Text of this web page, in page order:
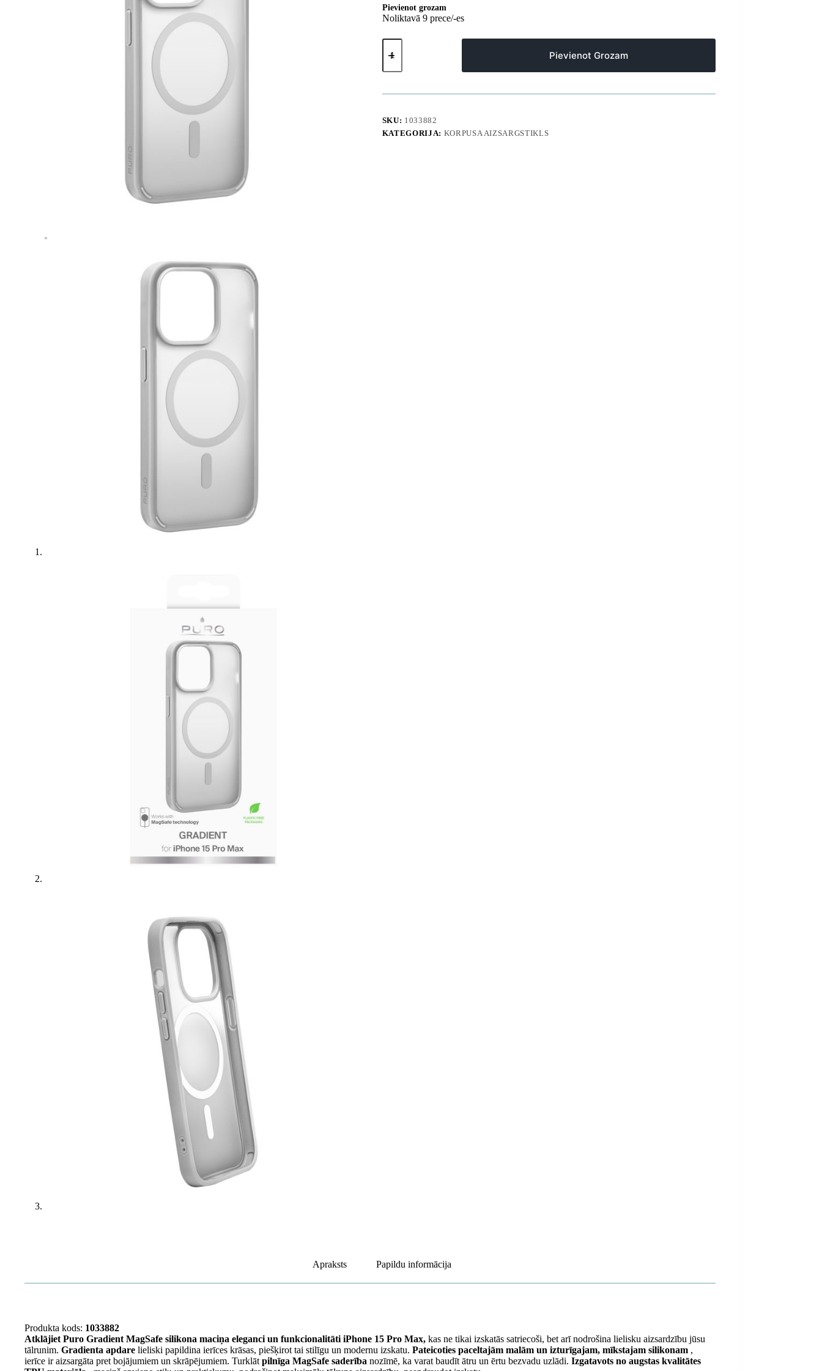
Pievienot grozam
Noliktavā 9 prece/-es
iPhone
15
Max
maciņš
gradientu
MagSafe —
srebrne
Pievienot Grozam
SKU: 1033882
KATEGORIJA: KORPUSA AIZSARGSTIKLS
Apraksts Papildu informācija
Produkta kods: 1033882
Atklājiet Puro Gradient MagSafe silikona maciņa eleganci un funkcionalitāti iPhone 15 Pro Max, kas ne tikai izskatās satriecoši, bet arī nodrošina lielisku aizsardzību jūsu
tālrunim. Gradienta apdare lieliski papildina ierīces krāsas, piešķirot tai stilīgu un modernu izskatu. Pateicoties paceltajām malām un izturīgajam, mīkstajam silikonam ,
ierīce ir aizsargāta pret bojājumiem un skrāpējumiem. Turklāt pilnīga MagSafe saderība nozīmē, ka varat baudīt ātru un ērtu bezvadu uzlādi. Izgatavots no augstas kvalitātes